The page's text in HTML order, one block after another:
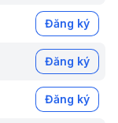
Đăng ký
Đăng ký
Đăng ký